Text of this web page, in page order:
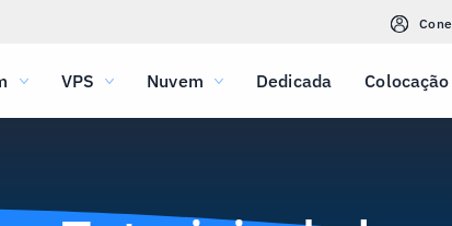
VPS Nuvem Dedicada Colocação